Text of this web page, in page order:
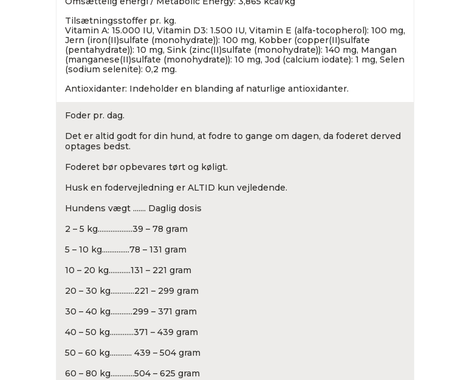
Tilsætningsstoffer pr. kg.
Vitamin A: 15.000 IU, Vitamin D3: 1.500 IU, Vitamin E (alfa-tocopherol): 100 mg,
Jern (iron(II)sulfate (monohydrate)): 100 mg, Kobber (copper(II)sulfate
(pentahydrate)): 10 mg, Sink (zinc(II)sulfate (monohydrate)): 140 mg, Mangan
(manganese(II)sulfate (monohydrate)): 10 mg, Jod (calcium iodate): 1 mg, Selen
(sodium selenite): 0,2 mg.
Antioxidanter: Indeholder en blanding af naturlige antioxidanter.
Foder pr. dag.
Det er altid godt for din hund, at fodre to gange om dagen, da foderet derved
optages bedst.
Foderet bør opbevares tørt og køligt.
Husk en fodervejledning er ALTID kun vejledende.
Hundens vægt ....... Daglig dosis
2 – 5 kg...................39 – 78 gram
5 – 10 kg...............78 – 131 gram
10 – 20 kg............131 – 221 gram
20 – 30 kg.............221 – 299 gram
30 – 40 kg............299 – 371 gram
40 – 50 kg.............371 – 439 gram
50 – 60 kg............ 439 – 504 gram
60 – 80 kg.............504 – 625 gram